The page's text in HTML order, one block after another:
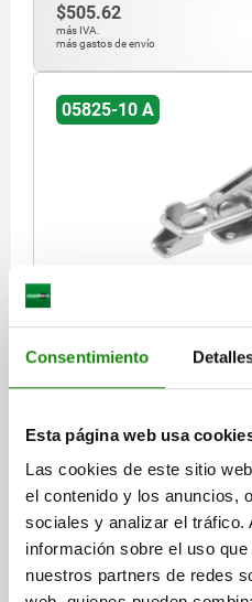
Consentimiento
Esta página web usa
Las cookies de este sitio
el contenido y los anuncios,
sociales y analizar el tráfico.
información sobre el uso
nuestros partners de redes
$505.62
más IVA.
más gastos de envío
05825-10 A
DISP.SUJ. DE CAZOLETA
COMP:PLÁSTICO ROJO
H=31,3 FUERZA DE TRACCIÓN
A1=15,9
A2=6 A3=9,9 A4=19,8
B3=13
D1=4
RECORRIDO DE AJUSTE L
RECORRIDO DE AJUSTE L
Referencia:05825-10-11600